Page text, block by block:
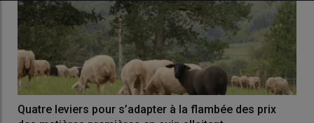
Quatre leviers pour s’adapter à la flambée des prix